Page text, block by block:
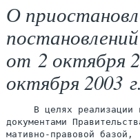
О
от 2 октября
октября 2003
В целях реализации
документами
мативно-правовой базой,